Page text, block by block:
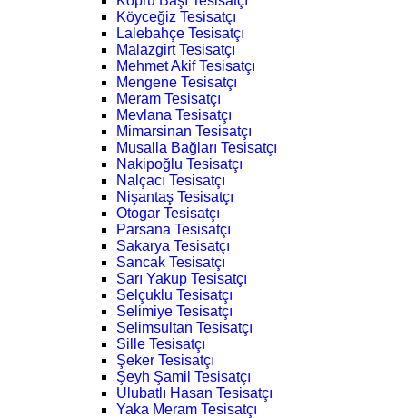
Köyceğiz Tesisatçı
Lalebahçe Tesisatçı
Malazgirt Tesisatçı
Mehmet Akif Tesisatçı
Mengene Tesisatçı
Meram Tesisatçı
Mevlana Tesisatçı
Mimarsinan Tesisatçı
Musalla Bağları Tesisatçı
Nakipoğlu Tesisatçı
Nalçacı Tesisatçı
Nişantaş Tesisatçı
Otogar Tesisatçı
Parsana Tesisatçı
Sakarya Tesisatçı
Sancak Tesisatçı
Sarı Yakup Tesisatçı
Selçuklu Tesisatçı
Selimiye Tesisatçı
Selimsultan Tesisatçı
Sille Tesisatçı
Şeker Tesisatçı
Şeyh Şamil Tesisatçı
Ulubatlı Hasan Tesisatçı
Yaka Meram Tesisatçı